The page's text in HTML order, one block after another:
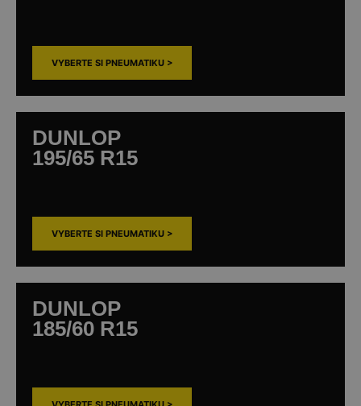
VYBERTE SI PNEUMATIKU >
DUNLOP
195/65 R15
VYBERTE SI PNEUMATIKU >
DUNLOP
185/60 R15